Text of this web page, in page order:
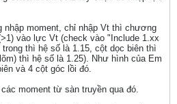
nhập moment, chỉ nhập Vt thì chương
vào lực Vt (check vào "Include 1.xx
thì hệ số là 1.15, cột dọc biên thì
thì hệ số là 1.25). Như hình của Em
và 4 cột góc lồi đó.
moment từ sàn truyền qua đó.